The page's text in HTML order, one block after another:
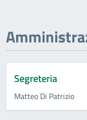
Segreteria
Matteo Di Patrizio